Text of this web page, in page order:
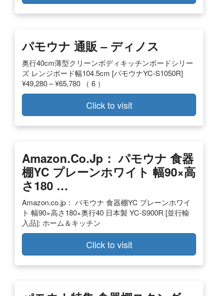
パモウナ 通販 – ディノス
奥行40cm薄型クリーンボディキッチンボードシリー
ズ レンジボード幅104.5cm [パモウナYC-S1050R]
¥49,280 – ¥65,780 （ 6 ）
Click to visit
Amazon.co.jp： パモウナ 食器
棚YC プレーンホワイト 幅90×高
さ180 …
Amazon.co.jp： パモウナ 食器棚YC プレーンホワイ
ト 幅90×高さ180×奥行40 日本製 YC-S900R [並行輸
入品]: ホーム＆キッチン
Click to visit